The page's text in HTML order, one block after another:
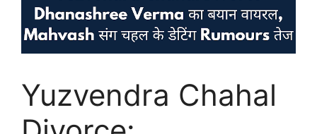
Yuzvendra Chahal